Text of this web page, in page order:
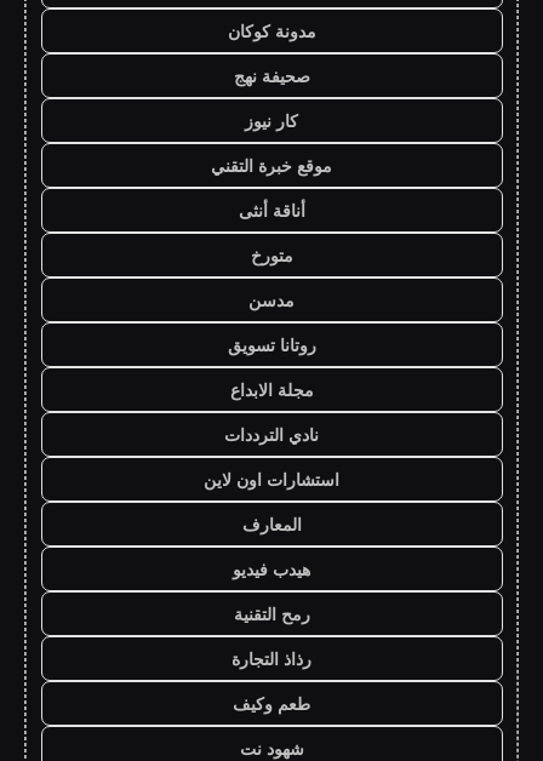
مدونة كوكان
صحيفة نهج
كار نيوز
موقع خبرة التقني
أناقة أنثى
متورخ
مدسن
روتانا تسويق
مجلة الابداع
نادي الترددات
استشارات اون لاين
المعارف
هيدب فيديو
رمح التقنية
رذاذ التجارة
طعم وكيف
شهود نت